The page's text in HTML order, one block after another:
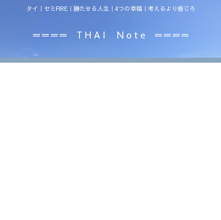
タイ｜セミFIRE｜勝たせる人生｜4つの幸福｜考えるより感じろ
＝＝＝＝ T H A I N o t e ＝＝＝＝